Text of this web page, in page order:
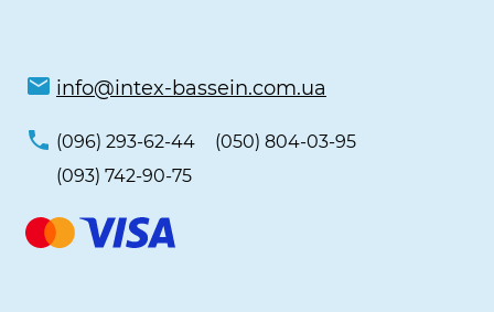
info@intex-bassein.com.ua
(096) 293-62-44
(050) 804-03-95
(093) 742-90-75